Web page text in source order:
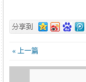
« 上一篇